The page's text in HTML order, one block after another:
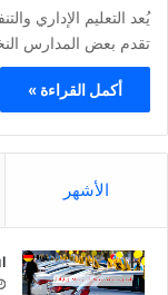
يُعد التعليم الإداري
تقدم بعض المدارس
أكمل القراءة »
الأشهر